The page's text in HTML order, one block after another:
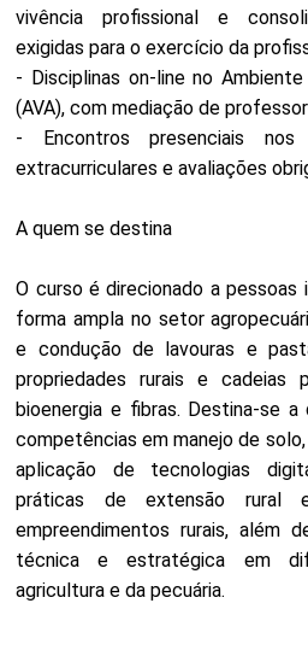
vivência profissional e
exigidas para o exercício da
- Disciplinas on-line no
(AVA), com mediação de
- Encontros presenciais
extracurriculares e avaliações
A quem se destina
O curso é direcionado a
forma ampla no setor
e condução de lavouras e
propriedades rurais e cadeias
bioenergia e fibras. Destina-se a
competências em manejo de solo,
aplicação de tecnologias
práticas de extensão rural
empreendimentos rurais, além
técnica e estratégica em
agricultura e da pecuária.